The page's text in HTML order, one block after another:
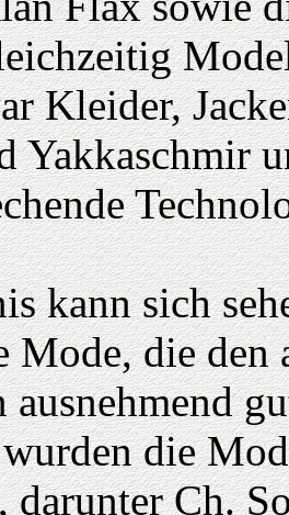
Kleider,
Yakkaschmir
kann sich
Mode, die den
ausnehmend
die
darunter Ch.